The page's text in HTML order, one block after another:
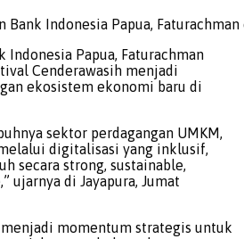
Bank Indonesia Papua,
Indonesia Papua, Faturachman
Cenderawasih menjadi
ekosistem ekonomi baru di
sektor perdagangan UMKM,
digitalisasi yang inklusif,
secara strong, sustainable,
ujarnya di Jayapura, Jumat
momentum strategis untuk